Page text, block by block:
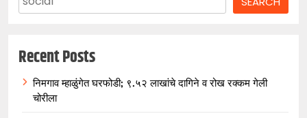
Recent Posts
निमगाव म्हाळुंगेत घरफोडी; ९.५२ लाखांचे दागिने व रोख रक्कम गेली
चोरीला